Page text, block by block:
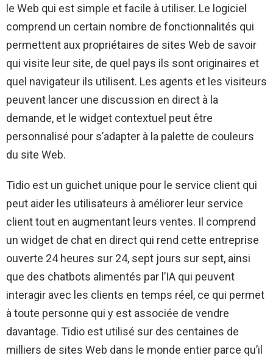
le Web qui est simple et facile à utiliser. Le logiciel
comprend un certain nombre de fonctionnalités qui
permettent aux propriétaires de sites Web de savoir
qui visite leur site, de quel pays ils sont originaires et
quel navigateur ils utilisent. Les agents et les visiteurs
peuvent lancer une discussion en direct à la
demande, et le widget contextuel peut être
personnalisé pour s’adapter à la palette de couleurs
du site Web.
Tidio est un guichet unique pour le service client qui
peut aider les utilisateurs à améliorer leur service
client tout en augmentant leurs ventes. Il comprend
un widget de chat en direct qui rend cette entreprise
ouverte 24 heures sur 24, sept jours sur sept, ainsi
que des chatbots alimentés par l’IA qui peuvent
interagir avec les clients en temps réel, ce qui permet
à toute personne qui y est associée de vendre
davantage. Tidio est utilisé sur des centaines de
milliers de sites Web dans le monde entier parce qu’il